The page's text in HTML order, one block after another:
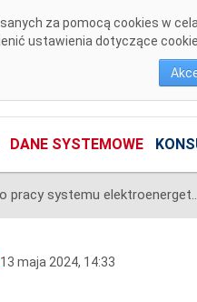
za pomocą cookies w
ustawienia dotyczące
DANE SYSTEMOWE
Informacje o pracy
maja 2024, 14:33